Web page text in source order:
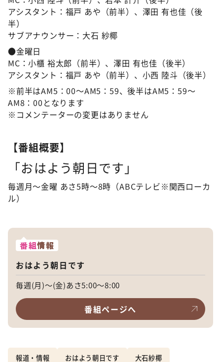
アシスタント：福戸 あや（前半）、澤田 有也佳（後
半）
サブアナウンサー：大石 紗椰
●金曜日
MC：小櫃 裕太郎（前半）、澤田 有也佳（後半）
アシスタント：福戸 あや（前半）、小西 陸斗（後半）
※前半はAM5：00～AM5：59、後半はAM5：59～
AM8：00となります
※コメンテーターの変更はありません
【番組概要】
「おはよう朝日です」
毎週月～金曜 あさ5時〜8時（ABCテレビ※関西ローカ
ル）
番組情報
おはよう朝日です
毎週(月)～(金)あさ5:00～8:00
番組ページへ
報道・情報 おはよう朝日です 大石紗椰